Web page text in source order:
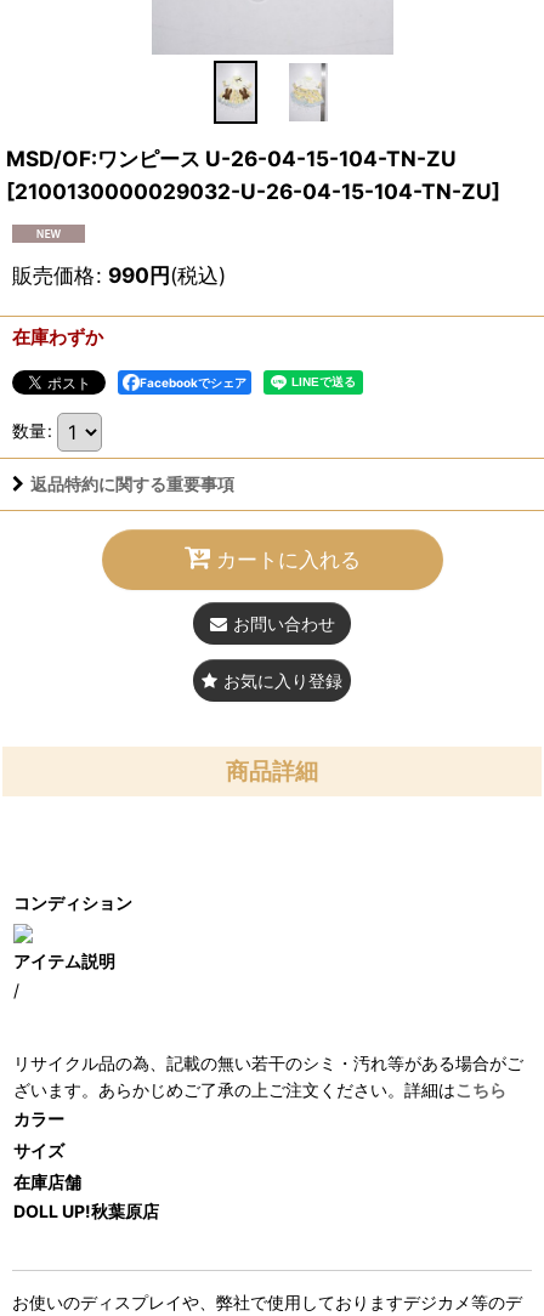
MSD/OF:ワンピース U-26-04-15-104-TN-ZU
[2100130000029032-U-26-04-15-104-TN-ZU]
販売価格: 990円(税込)
在庫わずか
Facebookでシェア
数量:
返品特約に関する重要事項
カートに入れる
お問い合わせ
お気に入り登録
商品詳細
コンディション
アイテム説明
/
リサイクル品の為、記載の無い若干のシミ・汚れ等がある場合がご
ざいます。あらかじめご了承の上ご注文ください。詳細はこちら
カラー
サイズ
在庫店舗
DOLL UP!秋葉原店
お使いのディスプレイや、弊社で使用しておりますデジカメ等のデ